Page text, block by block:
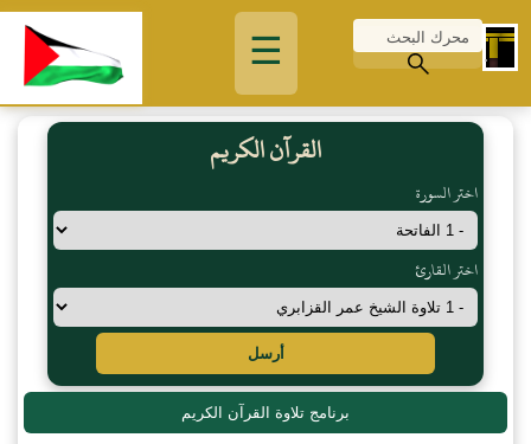
☰
القرآن الكريم
اختر السورة
اختر القارئ
أرسل
برنامج تلاوة القرآن الكريم